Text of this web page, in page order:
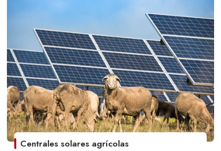
Centrales solares agrícolas